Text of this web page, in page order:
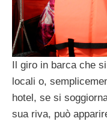
Il giro in barca che
locali o,
hotel, se si
sua riva, può